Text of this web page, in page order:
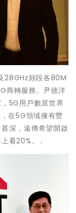
28GHz頻段各80M
商轉服務。尹德洋
5G用戶數居世界
在5G領域擁有豐
深，遠傳希望開啟
看20%。」